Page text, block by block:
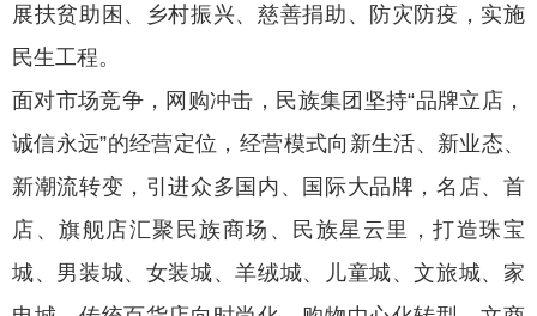
展扶贫助困、乡村振兴、慈善捐助、防灾防疫，实施
民生工程。
面对市场竞争，网购冲击，民族集团坚持“品牌立店，
诚信永远”的经营定位，经营模式向新生活、新业态、
新潮流转变，引进众多国内、国际大品牌，名店、首
店、旗舰店汇聚民族商场、民族星云里，打造珠宝
城、男装城、女装城、羊绒城、儿童城、文旅城、家